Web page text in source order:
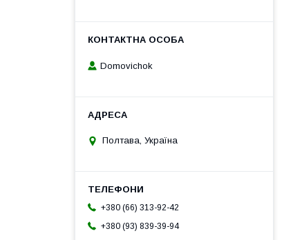
Domovichok
Полтава, Україна
+380 (66) 313-92-42
+380 (93) 839-39-94